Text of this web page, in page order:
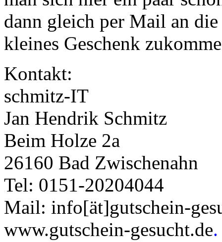
dann gleich per Mail an
kleines Geschenk
Kontakt:
schmitz-IT
Jan Hendrik Schmitz
Beim Holze 2a
26160 Bad Zwischenahn
Tel: 0151-20204044
Mail: info[ät]gutschein-
www.gutschein-gesucht.de.